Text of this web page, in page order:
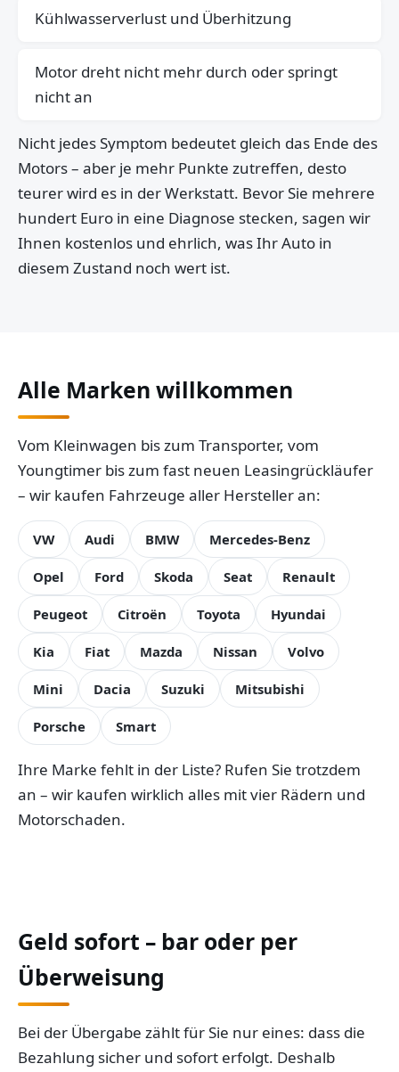
Kühlwasserverlust und Überhitzung
Motor dreht nicht mehr durch oder springt
nicht an
Nicht jedes Symptom bedeutet gleich das Ende des
Motors – aber je mehr Punkte zutreffen, desto
teurer wird es in der Werkstatt. Bevor Sie mehrere
hundert Euro in eine Diagnose stecken, sagen wir
Ihnen kostenlos und ehrlich, was Ihr Auto in
diesem Zustand noch wert ist.
Alle Marken willkommen
Vom Kleinwagen bis zum Transporter, vom
Youngtimer bis zum fast neuen Leasingrückläufer
– wir kaufen Fahrzeuge aller Hersteller an:
VW Audi BMW Mercedes-Benz
Opel Ford Skoda Seat Renault
Peugeot Citroën Toyota Hyundai
Kia Fiat Mazda Nissan Volvo
Mini Dacia Suzuki Mitsubishi
Porsche Smart
Ihre Marke fehlt in der Liste? Rufen Sie trotzdem
an – wir kaufen wirklich alles mit vier Rädern und
Motorschaden.
Geld sofort – bar oder per
Überweisung
Bei der Übergabe zählt für Sie nur eines: dass die
Bezahlung sicher und sofort erfolgt. Deshalb